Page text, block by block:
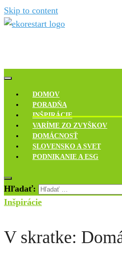
Skip to content
DOMOV
PORADŇA
INŠPIRÁCIE
VARÍME ZO ZVYŠKOV
DOMÁCNOSŤ
SLOVENSKO A SVET
PODNIKANIE A ESG
Hľadať:
Inšpirácie
V skratke: